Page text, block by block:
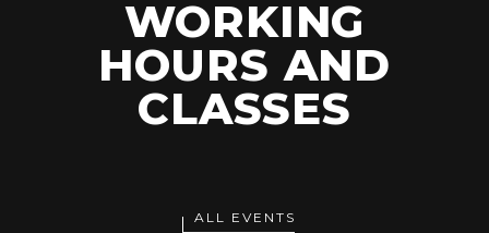
WORKING
HOURS AND
CLASSES
ALL EVENTS